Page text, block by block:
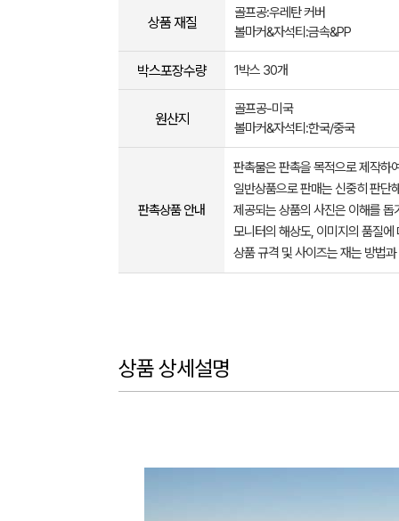
상품 재질
골프공:우레탄 커버
볼마커&자석티:금속&PP
박스포장수량 1박스 30개
원산지
골프공-미국
볼마커&자석티:한국/중국
판촉상품 안내
판촉물은 판촉을 목적으로 제작하
일반상품으로 판매는 신중히 판단
제공되는 상품의 사진은 이해를
모니터의 해상도, 이미지의 품질
상품 규격 및 사이즈는 재는 방법
상품 상세설명